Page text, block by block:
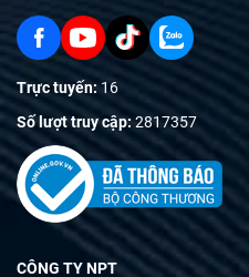
Trực tuyến: 16
Số lượt truy cập: 2817357
CÔNG TY NPT